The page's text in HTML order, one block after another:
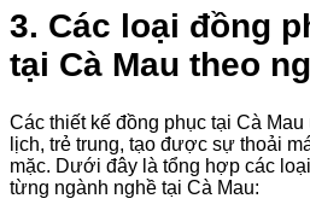
3. Các loại đồng
tại Cà Mau theo
Các thiết kế đồng phục tại Cà
lịch, trẻ trung, tạo được sự thoải
mặc. Dưới đây là tổng hợp các
từng ngành nghề tại Cà Mau: